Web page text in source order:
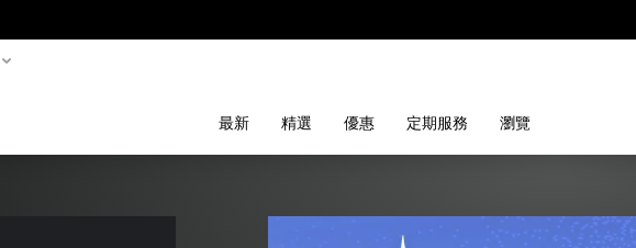
最新 精選 優惠 定期服務 瀏覽